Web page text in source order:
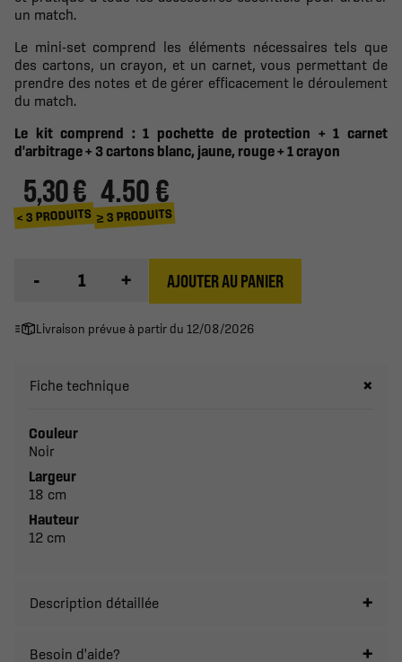
un match.
Le mini-set comprend les éléments nécessaires tels que
des cartons, un crayon, et un carnet, vous permettant de
prendre des notes et de gérer efficacement le déroulement
du match.
Le kit comprend : 1 pochette de protection + 1 carnet
d'arbitrage + 3 cartons blanc, jaune, rouge + 1 crayon
5,30 €
< 3 PRODUITS
4.50 €
≥ 3 PRODUITS
- + AJOUTER AU PANIER
Livraison prévue à partir du 12/08/2026
Fiche technique
Couleur
Noir
Largeur
18 cm
Hauteur
12 cm
Description détaillée
Besoin d'aide?